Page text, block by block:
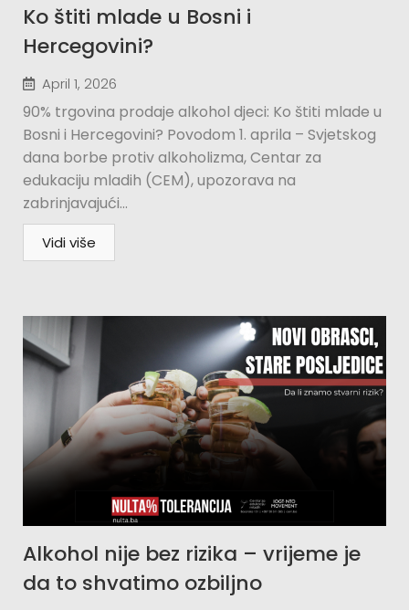
Ko štiti mlade u Bosni i
Hercegovini?​
April 1, 2026
90% trgovina prodaje alkohol djeci: Ko štiti mlade u
Bosni i Hercegovini? Povodom 1. aprila – Svjetskog
dana borbe protiv alkoholizma, Centar za
edukaciju mladih (CEM), upozorava na
zabrinjavajući...
Vidi više
Alkohol nije bez rizika – vrijeme je
da to shvatimo ozbiljno